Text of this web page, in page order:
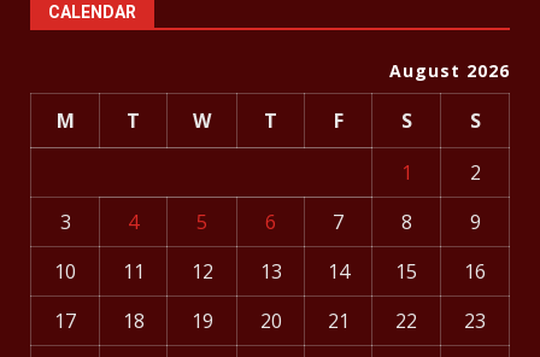
CALENDAR
August 2026
M T W T F S
S
1
2
3
4 5 6 7 8
9
10
11 12 13 14 15
16
17
18 19 20 21 22
23